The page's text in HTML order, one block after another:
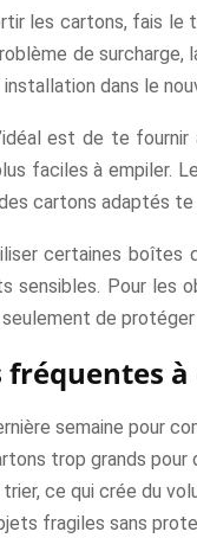
les cartons, fais le
de surcharge,
dans le
est de te fournir
faciles à empiler.
cartons adaptés
certaines boîtes
sensibles. Pour les
seulement de
fréquentes
semaine pour
trop grands pour
ce qui crée du
fragiles sans